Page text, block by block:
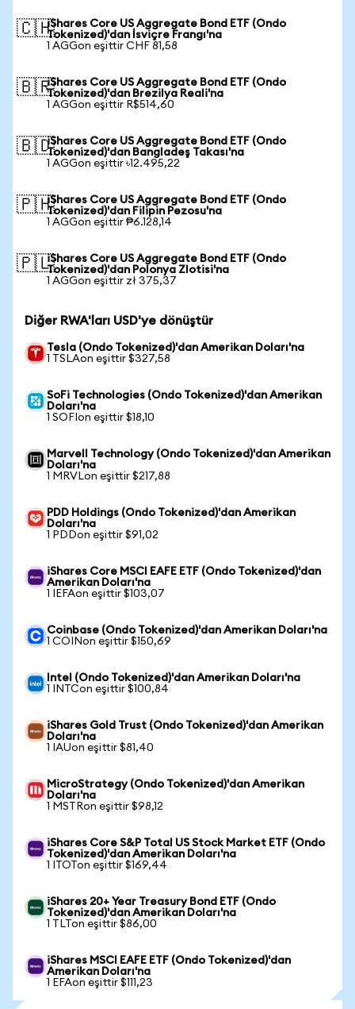
🇨🇭iShares Core US Aggregate Bond ETF (Ondo
Tokenized)'dan İsviçre Frangı'na
1 AGGon eşittir CHF 81,58
🇧🇷iShares Core US Aggregate Bond ETF (Ondo
Tokenized)'dan Brezilya Reali'na
1 AGGon eşittir R$514,60
🇧🇩iShares Core US Aggregate Bond ETF (Ondo
Tokenized)'dan Bangladeş Takası'na
1 AGGon eşittir ৳12.495,22
🇵🇭iShares Core US Aggregate Bond ETF (Ondo
Tokenized)'dan Filipin Pezosu'na
1 AGGon eşittir ₱6.128,14
🇵🇱iShares Core US Aggregate Bond ETF (Ondo
Tokenized)'dan Polonya Zlotisi'na
1 AGGon eşittir zł 375,37
Diğer RWA'ları USD'ye dönüştür
Tesla (Ondo Tokenized)'dan Amerikan Doları'na
1 TSLAon eşittir $327,58
SoFi Technologies (Ondo Tokenized)'dan Amerikan
Doları'na
1 SOFIon eşittir $18,10
Marvell Technology (Ondo Tokenized)'dan Amerikan
Doları'na
1 MRVLon eşittir $217,88
PDD Holdings (Ondo Tokenized)'dan Amerikan
Doları'na
1 PDDon eşittir $91,02
iShares Core MSCI EAFE ETF (Ondo Tokenized)'dan
Amerikan Doları'na
1 IEFAon eşittir $103,07
Coinbase (Ondo Tokenized)'dan Amerikan Doları'na
1 COINon eşittir $150,69
Intel (Ondo Tokenized)'dan Amerikan Doları'na
1 INTCon eşittir $100,84
iShares Gold Trust (Ondo Tokenized)'dan Amerikan
Doları'na
1 IAUon eşittir $81,40
MicroStrategy (Ondo Tokenized)'dan Amerikan
Doları'na
1 MSTRon eşittir $98,12
iShares Core S&P Total US Stock Market ETF (Ondo
Tokenized)'dan Amerikan Doları'na
1 ITOTon eşittir $169,44
iShares 20+ Year Treasury Bond ETF (Ondo
Tokenized)'dan Amerikan Doları'na
1 TLTon eşittir $86,00
iShares MSCI EAFE ETF (Ondo Tokenized)'dan
Amerikan Doları'na
1 EFAon eşittir $111,23